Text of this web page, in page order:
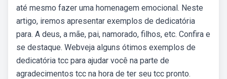
até mesmo fazer uma homenagem emocional. Neste
artigo, iremos apresentar exemplos de dedicatória
para. A deus, a mãe, pai, namorado, filhos, etc. Confira e
se destaque. Webveja alguns ótimos exemplos de
dedicatória tcc para ajudar você na parte de
agradecimentos tcc na hora de ter seu tcc pronto.